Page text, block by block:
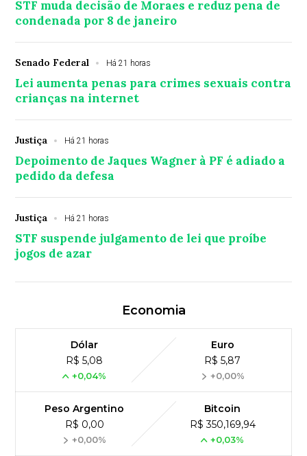
STF muda decisão de Moraes e reduz pena de
condenada por 8 de janeiro
Senado Federal Há 21 horas
Lei aumenta penas para crimes sexuais contra
crianças na internet
Justiça Há 21 horas
Depoimento de Jaques Wagner à PF é adiado a
pedido da defesa
Justiça Há 21 horas
STF suspende julgamento de lei que proíbe
jogos de azar
Economia
Dólar
R$ 5,08
+0,04%
Euro
R$ 5,87
+0,00%
Peso Argentino
R$ 0,00
+0,00%
Bitcoin
R$ 350,169,94
+0,03%